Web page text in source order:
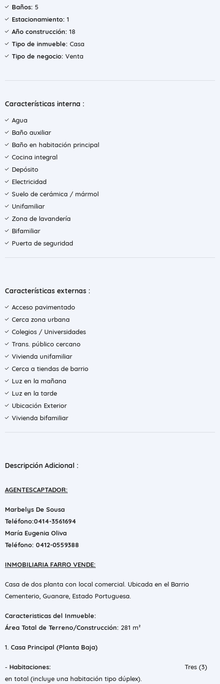
Baños: 5
Estacionamiento: 1
Año construcción: 18
Tipo de inmueble: Casa
Tipo de negocio: Venta
Características interna :
Agua
Baño auxiliar
Baño en habitación principal
Cocina integral
Depósito
Electricidad
Suelo de cerámica / mármol
Unifamiliar
Zona de lavandería
Bifamiliar
Puerta de seguridad
Características externas :
Acceso pavimentado
Cerca zona urbana
Colegios / Universidades
Trans. público cercano
Vivienda unifamiliar
Cerca a tiendas de barrio
Luz en la mañana
Luz en la tarde
Ubicación Exterior
Vivienda bifamiliar
Descripción Adicional :
AGENTESCAPTADOR:
Marbelys De Sousa
Teléfono:0414-3561694
María Eugenia Oliva
Teléfono: 0412-0559388
​INMOBILIARIA FARRO VENDE:
Casa de dos planta con local comercial. Ubicada en el Barrio
Cementerio, Guanare, Estado Portuguesa.
​Caracteristicas del Inmueble:
​Área Total de Terreno/Construcción: 281 m²
1. Casa Principal (Planta Baja)
- ​ Habitaciones:
Tres (3)
en total (incluye una habitación tipo dúplex).